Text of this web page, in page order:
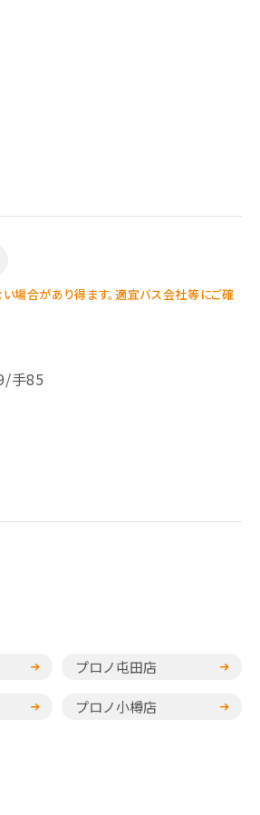
場合があり得ます。適宜バス会社等にご確
手85
プロノ屯田店
プロノ小樽店